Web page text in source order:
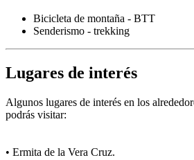
Bicicleta de montaña - BTT
Senderismo - trekking
Lugares de interés
Algunos lugares de interés en los
podrás visitar:
• Ermita de la Vera Cruz.